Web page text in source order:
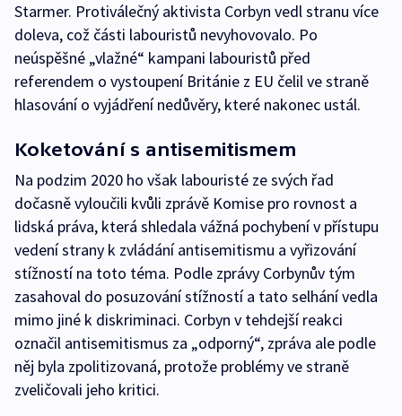
Starmer. Protiválečný aktivista Corbyn vedl stranu více
doleva, což části labouristů nevyhovovalo. Po
neúspěšné „vlažné“ kampani labouristů před
referendem o vystoupení Británie z EU čelil ve straně
hlasování o vyjádření nedůvěry, které nakonec ustál.
Koketování s antisemitismem
Na podzim 2020 ho však labouristé ze svých řad
dočasně vyloučili kvůli zprávě Komise pro rovnost a
lidská práva, která shledala vážná pochybení v přístupu
vedení strany k zvládání antisemitismu a vyřizování
stížností na toto téma. Podle zprávy Corbynův tým
zasahoval do posuzování stížností a tato selhání vedla
mimo jiné k diskriminaci. Corbyn v tehdejší reakci
označil antisemitismus za „odporný“, zpráva ale podle
něj byla zpolitizovaná, protože problémy ve straně
zveličovali jeho kritici.